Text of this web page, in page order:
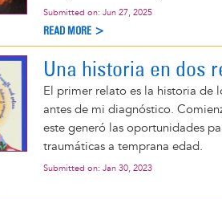
Submitted on: Jun 27, 2025
READ MORE >
Una historia en dos
El primer relato es la historia de
antes de mi diagnóstico.
este generó las oportunidades
traumáticas a temprana edad.
Submitted on: Jan 30, 2023